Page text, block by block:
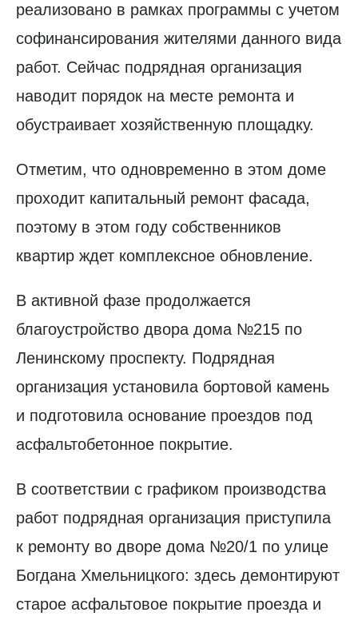
реализовано в рамках программы с учетом
софинансирования жителями данного вида
работ. Сейчас подрядная организация
наводит порядок на месте ремонта и
обустраивает хозяйственную площадку.
Отметим, что одновременно в этом доме
проходит капитальный ремонт фасада,
поэтому в этом году собственников
квартир ждет комплексное обновление.
В активной фазе продолжается
благоустройство двора дома №215 по
Ленинскому проспекту. Подрядная
организация установила бортовой камень
и подготовила основание проездов под
асфальтобетонное покрытие.
В соответствии с графиком производства
работ подрядная организация приступила
к ремонту во дворе дома №20/1 по улице
Богдана Хмельницкого: здесь демонтируют
старое асфальтовое покрытие проезда и